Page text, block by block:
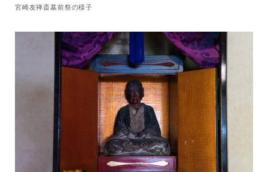
宮崎友禅斎墓前祭の様子